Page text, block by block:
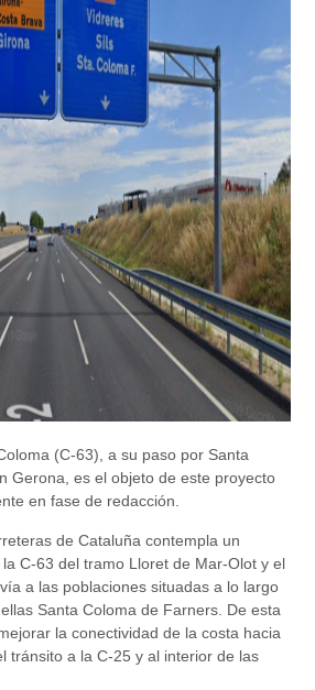
(C-63), a su paso por Santa
Gerona, es el objeto de este proyecto
en fase de redacción.
de Cataluña contempla un
C-63 del tramo Lloret de Mar-Olot y el
a las poblaciones situadas a lo largo
Santa Coloma de Farners. De esta
la conectividad de la costa hacia
tránsito a la C-25 y al interior de las